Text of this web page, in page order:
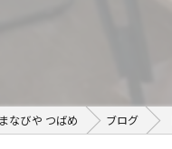
なびや つばめ ブログ